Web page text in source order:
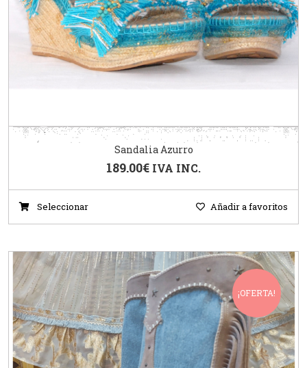
Sandalia Azurro
189.00€ IVA INC.
Seleccionar Añadir a favoritos
¡OFERTA!